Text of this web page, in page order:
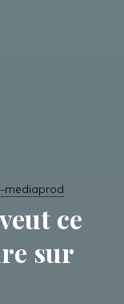
mediaprod
ce
sur